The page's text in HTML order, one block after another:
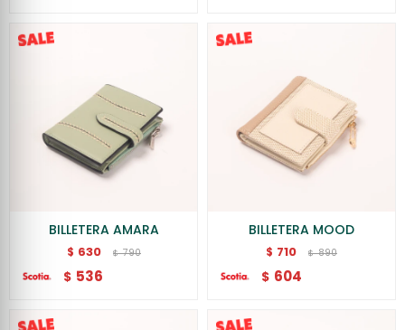
BILLETERA AMARA
$ 630 $ 790
$ 536
BILLETERA MOOD
$ 710 $ 890
$ 604